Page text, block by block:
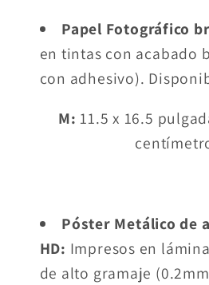
Papel Fotográfico
en tintas con acabado
con adhesivo).
M: 11.5 x 16.5
Póster Metálico de
HD: Impresos en
de alto gramaje